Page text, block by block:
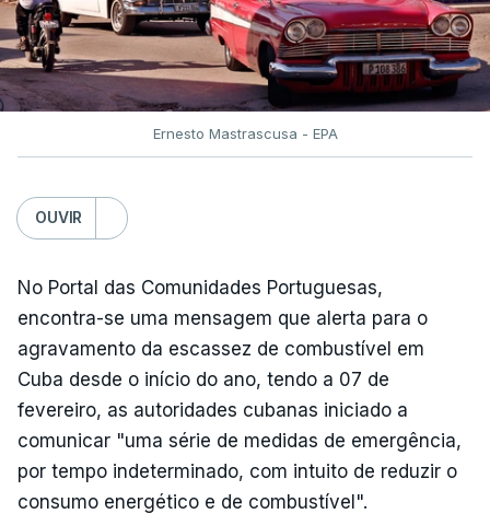
Ernesto Mastrascusa - EPA
OUVIR
No Portal das Comunidades Portuguesas,
encontra-se uma mensagem que alerta para o
agravamento da escassez de combustível em
Cuba desde o início do ano, tendo a 07 de
fevereiro, as autoridades cubanas iniciado a
comunicar "uma série de medidas de emergência,
por tempo indeterminado, com intuito de reduzir o
consumo energético e de combustível".